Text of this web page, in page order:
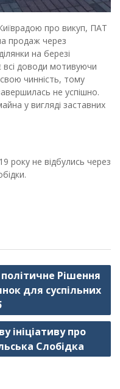
про викуп, ПАТ
продаж через
на березі
всі доводи мотивуючи
чинність, тому
не успішно.
у вигляді заставних
року не відбулись через
Рішення
для суспільних
ініціативу про
Слобідка